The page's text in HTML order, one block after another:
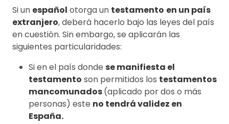
Si un español otorga un testamento en un país
extranjero, deberá hacerlo bajo las leyes del país
en cuestión. Sin embargo, se aplicarán las
siguientes particularidades:
Si en el país donde se manifiesta el
testamento son permitidos los testamentos
mancomunados(aplicado por dos o más
personas) este no tendrá validez en
España.